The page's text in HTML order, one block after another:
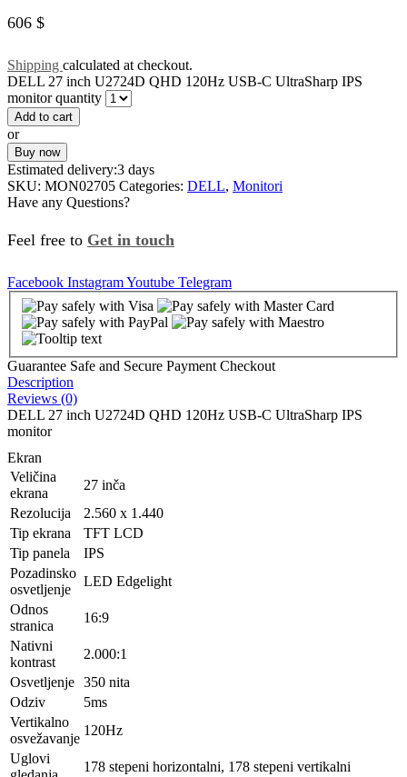
606 $
Shipping calculated at checkout.
DELL 27 inch U2724D QHD 120Hz USB-C UltraSharp IPS
monitor quantity
Add to cart
or
Buy now
Estimated delivery:3 days
SKU: MON02705 Categories: DELL, Monitori
Have any Questions?
Feel free to Get in touch
Facebook InstagramYoutube Telegram
Guarantee Safe and Secure Payment Checkout
Description
Reviews (0)
DELL 27 inch U2724D QHD 120Hz USB-C UltraSharp IPS
monitor
Ekran
Veličina
ekrana
27 inča
Rezolucija
2.560 x 1.440
Tip ekrana
TFT LCD
Tip panela
IPS
Pozadinsko
osvetljenje
LED Edgelight
Odnos
stranica
16:9
Nativni
kontrast
2.000:1
Osvetljenje 350 nita
Odziv
5ms
Vertikalno
osvežavanje
120Hz
Uglovi
178 stepeni horizontalni, 178 stepeni vertikalni